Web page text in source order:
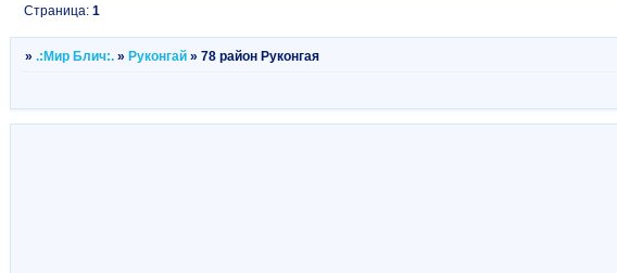
Страница: 1
» .:Мир Блич:. » Руконгай » 78 район Руконгая